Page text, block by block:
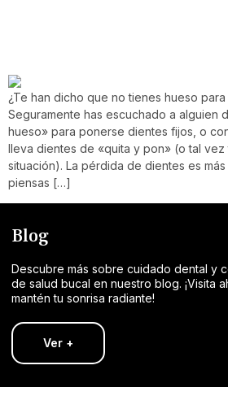
¿Te han dicho que no tienes hueso
Seguramente has escuchado a alguien
hueso» para ponerse dientes fijos, o
lleva dientes de «quita y pon» (o tal vez
situación). La pérdida de dientes es
piensas […]
Blog
Descubre más sobre cuidado dental y
de salud bucal en nuestro blog. ¡Visita
mantén tu sonrisa radiante!
Ver +